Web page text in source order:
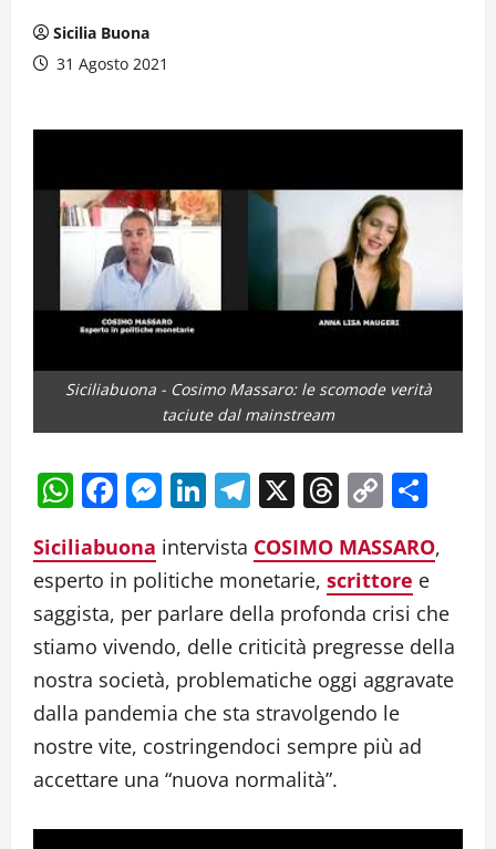
Sicilia Buona
31 Agosto 2021
Siciliabuona - Cosimo Massaro: le scomode verità
taciute dal mainstream
WhatsApp
Facebook
Messenger
LinkedIn
Telegram
X Threads
Copy
Siciliabuona intervista COSIMO MASSARO,
esperto in politiche monetarie, scrittore e
saggista, per parlare della profonda crisi che
stiamo vivendo, delle criticità pregresse della
nostra società, problematiche oggi aggravate
dalla pandemia che sta stravolgendo le
nostre vite, costringendoci sempre più ad
accettare una “nuova normalità”.